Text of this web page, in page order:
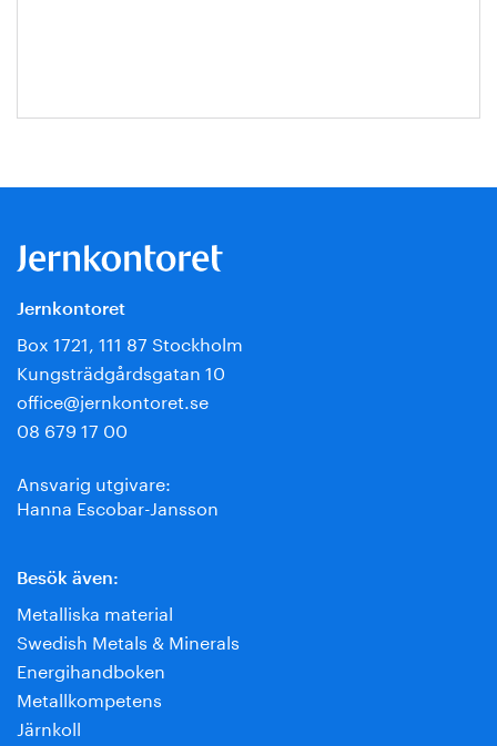
Jernkontoret
Box 1721, 111 87 Stockholm
Kungsträdgårdsgatan 10
office@jernkontoret.se
08 679 17 00
Ansvarig utgivare:
Hanna Escobar-Jansson
Besök även:
Metalliska material
Swedish Metals & Minerals
Energihandboken
Metallkompetens
Järnkoll